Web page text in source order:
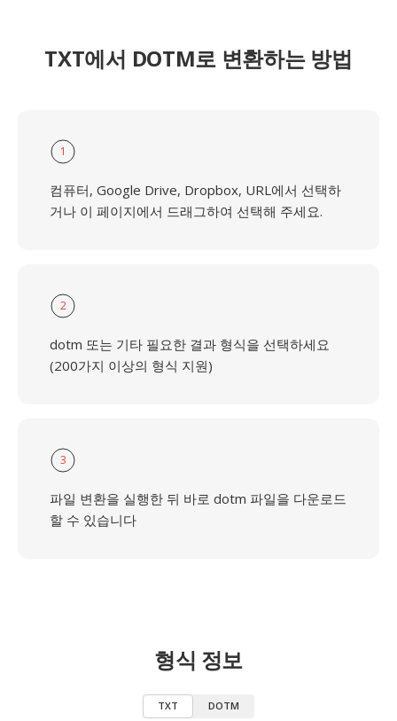
TXT에서 DOTM로 변환하는 방법
1
컴퓨터, Google Drive, Dropbox, URL에서 선택하
거나 이 페이지에서 드래그하여 선택해 주세요.
2
dotm 또는 기타 필요한 결과 형식을 선택하세요
(200가지 이상의 형식 지원)
3
파일 변환을 실행한 뒤 바로 dotm 파일을 다운로드
할 수 있습니다
형식 정보
TXT DOTM